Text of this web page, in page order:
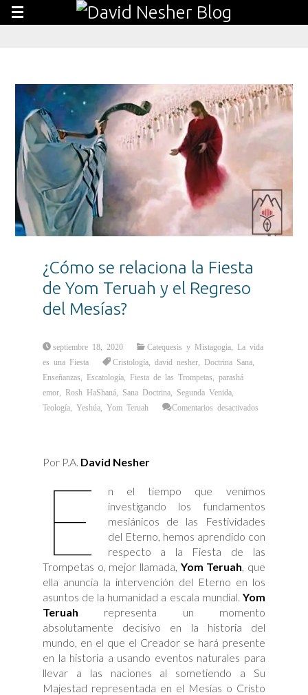
¿Cómo se relaciona la Fiesta
de Yom Teruah y el Regreso
del Mesías?
septiembre 18, 2020 Catequesis y Mistagogia
La vida
es una Fiesta
Cristología ,david nesher Doctrina Sana
Enseñanzas
Escatología Fiesta de las Trompetas ,parashá
emor
Rosh HaShaná Sana Doctrina Segunda Venida
Teología ,Yeshúa ,Yom Teruah
Comentarios desactivados
Fiesta
de
Mesías?
Por P.A. David Nesher
E
n el tiempo que venimos
investigando los fundamentos
mesiánicos de las Festividades
del Eterno, hemos aprendido con
respecto a la Fiesta de las
Trompetas o, mejor llamada, Yom Teruah, que
ella anuncia la intervención del Eterno en los
asuntos de la humanidad a escala mundial. Yom
Teruah representa un momento
absolutamente decisivo en la historia del
mundo, en el que el Creador se hará presente
en la historia a usando eventos naturales para
llevar a las naciones al sometiendo a Su
Majestad representada en el Mesías o Cristo